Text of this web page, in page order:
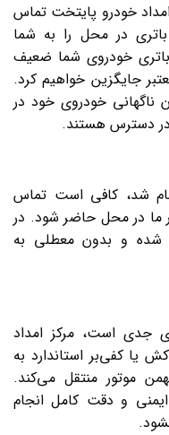
خودرو پایتخت تماس
در محل را به شما
خودروی شما ضعیف
جایگزین خواهیم کرد.
خودروی خود در
در دسترس هستند.
شد، کافی است تماس
ما در محل حاضر شود. در
شده و بدون معطلی به
جدی است، مرکز امداد
یا کفی‌بر استاندارد به
موتور منتقل می‌کند.
و دقت کامل انجام